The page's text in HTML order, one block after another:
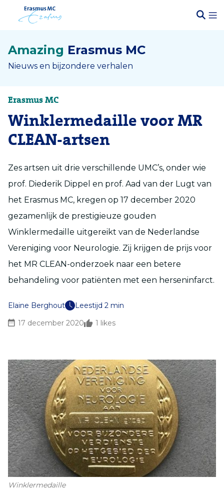
Amazing Erasmus MC
Nieuws en bijzondere verhalen
Erasmus MC
Winklermedaille voor MR
CLEAN-artsen
Zes artsen uit drie verschillende UMC’s, onder wie
prof. Diederik Dippel en prof. Aad van der Lugt van
het Erasmus MC, kregen op 17 december 2020
gezamenlijk de prestigieuze gouden
Winklermedaille uitgereikt van de Nederlandse
Vereniging voor Neurologie. Zij krijgen de prijs voor
het MR CLEAN-onderzoek naar een betere
behandeling voor patiënten met een herseninfarct.
Elaine Berghout
Leestijd 2 min
17 december 2020
1 likes
Winklermedaille